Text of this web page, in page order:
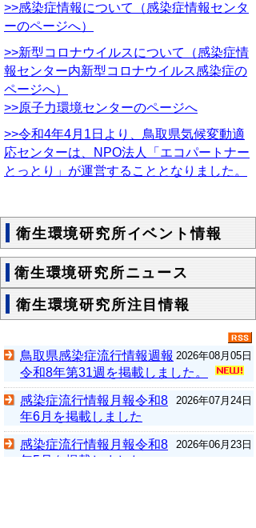
>>感染症情報について（感染症情報センタ
ーのページへ）
>>新型コロナウイルスについて（感染症情
報センター内新型コロナウイルス感染症の
ページへ）
>>原子力環境センターのページへ
>>令和4年4月1日より、鳥取県気候変動適
応センターは、NPO法人「エコパートナー
とっとり」が運営することとなりました。
衛生環境研究所イベント情報
衛生環境研究所ニュース
衛生環境研究所注目情報
2026年08月05日
鳥取県感染症流行情報週報
令和8年第31週を掲載しました。
2026年07月24日
感染症流行情報月報令和8
年6月を掲載しました
2026年06月23日
感染症流行情報月報令和8
年5月を掲載しました